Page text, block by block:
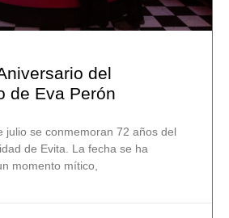
del
de Eva Perón
julio se conmemoran 72 años del
de Evita. La fecha se ha
momento mítico,